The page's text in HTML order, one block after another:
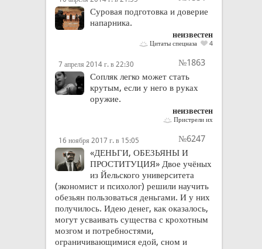
Суровая подготовка и доверие
напарника.
неизвестен
Цитаты спецназа 4
7 апреля 2014 г. в 22:30
№1863
Сопляк легко может стать
крутым, если у него в руках
оружие.
неизвестен
Пристрели их
16 ноября 2017 г. в 15:05
№6247
«ДЕНЬГИ, ОБЕЗЬЯНЫ И
ПРОСТИТУЦИЯ» Двое учёных
из Йельского университета
(экономист и психолог) решили научить
обезьян пользоваться деньгами. И у них
получилось. Идею денег, как оказалось,
могут усваивать существа с крохотным
мозгом и потребностями,
ограничивающимися едой, сном и